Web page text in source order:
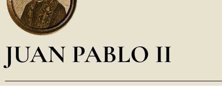
POLSKI
العربيّة
JUAN PABLO II